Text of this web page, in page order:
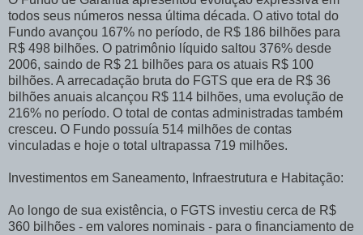
todos seus números nessa última década. O ativo total do
Fundo avançou 167% no período, de R$ 186 bilhões para
R$ 498 bilhões. O patrimônio líquido saltou 376% desde
2006, saindo de R$ 21 bilhões para os atuais R$ 100
bilhões. A arrecadação bruta do FGTS que era de R$ 36
bilhões anuais alcançou R$ 114 bilhões, uma evolução de
216% no período. O total de contas administradas também
cresceu. O Fundo possuía 514 milhões de contas
vinculadas e hoje o total ultrapassa 719 milhões.
Investimentos em Saneamento, Infraestrutura e Habitação:
Ao longo de sua existência, o FGTS investiu cerca de R$
360 bilhões - em valores nominais - para o financiamento de